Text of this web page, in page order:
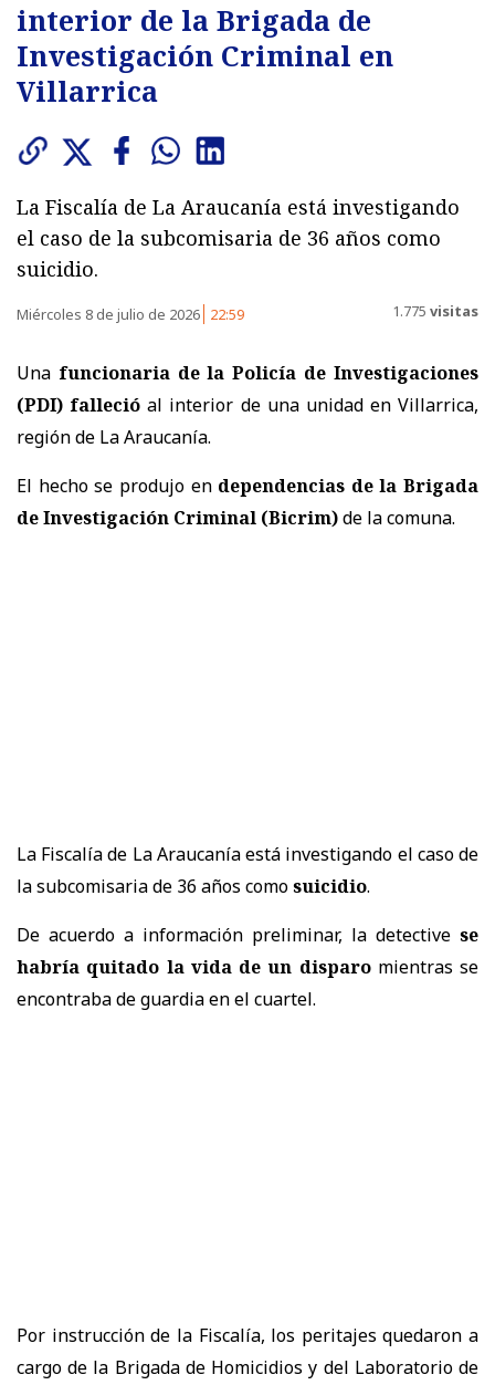
interior de la Brigada de
Investigación Criminal en
Villarrica
La Fiscalía de La Araucanía está investigando
el caso de la subcomisaria de 36 años como
suicidio.
Miércoles 8 de julio de 2026 22:59 1.775 visitas
Una funcionaria de la Policía de Investigaciones
(PDI) falleció al interior de una unidad en Villarrica,
región de La Araucanía.
El hecho se produjo en dependencias de la Brigada
de Investigación Criminal (Bicrim)de la comuna.
La Fiscalía de La Araucanía está investigando el caso de
la subcomisaria de 36 años comosuicidio.
De acuerdo a información preliminar, la detective se
habría quitado la vida de un disparomientras se
encontraba de guardia en el cuartel.
Por instrucción de la Fiscalía, los peritajes quedaron a
cargo de la Brigada de Homicidios y del Laboratorio de